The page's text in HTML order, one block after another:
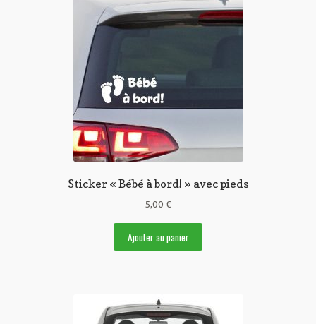
Sticker « Bébé à bord! » avec pieds
5,00 €
Ajouter au panier